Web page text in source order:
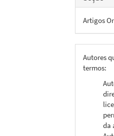
Artigos
Autores
termos:
da